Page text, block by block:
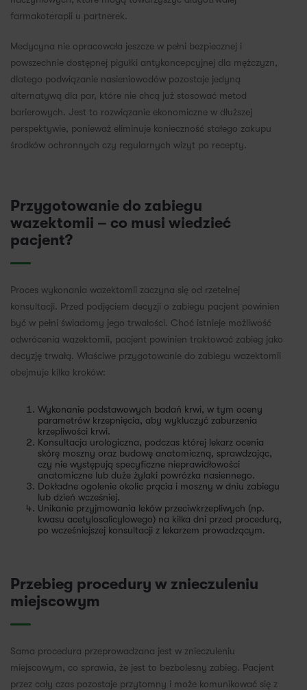
farmakoterapii u partnerek.
Medycyna nie opracowała jeszcze w pełni bezpiecznej i
powszechnie dostępnej pigułki antykoncepcyjnej dla mężczyzn,
dlatego podwiązanie nasieniowodów pozostaje jedyną
alternatywą dla par, które nie chcą już stosować metod
barierowych. Jest to rozwiązanie ekonomiczne w dłuższej
perspektywie, ponieważ eliminuje konieczność stałego zakupu
środków ochronnych czy regularnych wizyt po recepty.
Przygotowanie do zabiegu
wazektomii – co musi wiedzieć
pacjent?
Proces wykonania wazektomii zaczyna się od rzetelnej
konsultacji. Przed podjęciem decyzji o zabiegu pacjent powinien
być w pełni świadomy jego trwałości. Choć istnieje możliwość
odwrócenia wazektomii, pacjent powinien traktować zabieg jako
decyzję trwałą. Właściwe przygotowanie do zabiegu wazektomii
obejmuje kilka kroków:
Wykonanie podstawowych badań krwi, w tym oceny
parametrów krzepnięcia, aby wykluczyć zaburzenia
krzepliwości krwi.
Konsultacja urologiczna, podczas której lekarz ocenia
skórę moszny oraz budowę anatomiczną, sprawdzając,
czy nie występują specyficzne nieprawidłowości
anatomiczne lub duże żylaki powrózka nasiennego.
Dokładne ogolenie okolic prącia i moszny w dniu zabiegu
lub dzień wcześniej.
Unikanie przyjmowania leków przeciwkrzepliwych (np.
kwasu acetylosalicylowego) na kilka dni przed procedurą,
po wcześniejszej konsultacji z lekarzem prowadzącym.
Przebieg procedury w znieczuleniu
miejscowym
Sama procedura przeprowadzana jest w znieczuleniu
miejscowym, co sprawia, że jest to bezbolesny zabieg. Pacjent
przez cały czas pozostaje przytomny i może komunikować się z